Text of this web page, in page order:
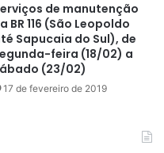
de manutenção
BR 116 (São Leopoldo
Sapucaia do Sul), de
feira (18/02) a
(23/02)
17 de fevereiro de 2019